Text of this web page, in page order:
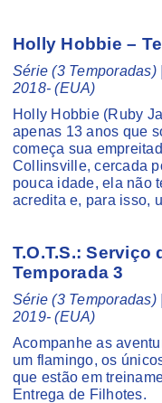
Holly Hobbie –
Série (3
2018- (EUA)
Holly Hobbie (Ruby
apenas 13 anos que
começa sua
Collinsville, cercada
pouca idade, ela não
acredita e, para isso,
T.O.T.S.: Serviço
Temporada 3
Série (3
2019- (EUA)
Acompanhe as
um flamingo, os
que estão em
Entrega de Filhotes.